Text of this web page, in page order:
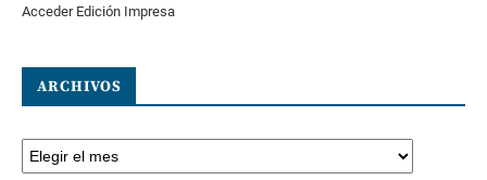
Acceder Edición Impresa
ARCHIVOS